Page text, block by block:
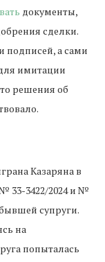
документы,
сделки.
подписей, а сами
имитации
решения об
Казаряна в
33-3422/2024 и №
супруги.
на
попыталась